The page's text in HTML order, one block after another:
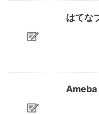
はてな
Ameba